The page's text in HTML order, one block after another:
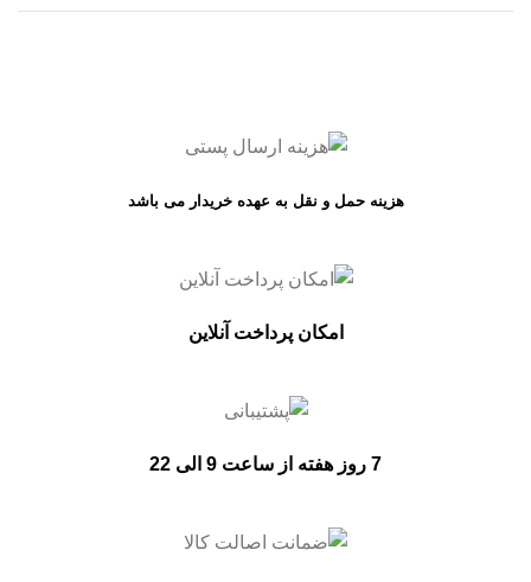
هزینه حمل و نقل به عهده خریدار می باشد
امکان پرداخت آنلاین
7 روز هفته از ساعت 9 الی 22